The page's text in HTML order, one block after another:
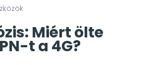
Miért ölte
t a 4G?